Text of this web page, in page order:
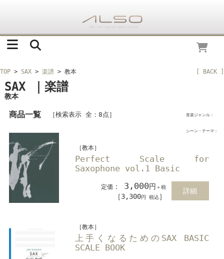
TOP > SAX > 楽譜 > 教本 [ BACK ]
SAX ｜楽譜
教本
音楽ジャンル：
シーン・テーマ：
商品一覧 ［検索表示 全：8点］
［教本］
Perfect Scale for
Saxophone vol.1 Basic
定価 ： 3,000円 ＋税
［3,300円 税込 ］
詳細
［教本］
上手くなるためのSAX BASIC
SCALE BOOK